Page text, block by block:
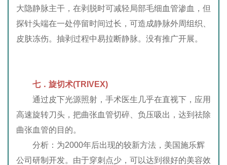
大隐静脉主干，在剥脱时可减轻局部毛细血管渗血，但
探针头端在一处停留时间过长，可造成静脉外周组织、
皮肤冻伤。抽剥过程中易拉断静脉。没有推广开展。
七． 旋切术(TRIVEX)
通过皮下光源照射，手术医生几乎在直视下，应用
高速旋转刀头，把曲张血管切碎、负压吸出，达到祛除
曲张血管的目的。
分析：为2000年后出现的较新方法，美国施乐辉
公司研制开发。由于穿刺点少，可以达到很好的美容效